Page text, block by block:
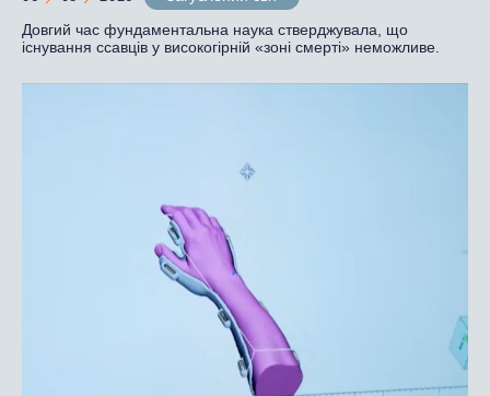
Довгий час фундаментальна наука стверджувала, що
існування ссавців у високогірній «зоні смерті» неможливе.